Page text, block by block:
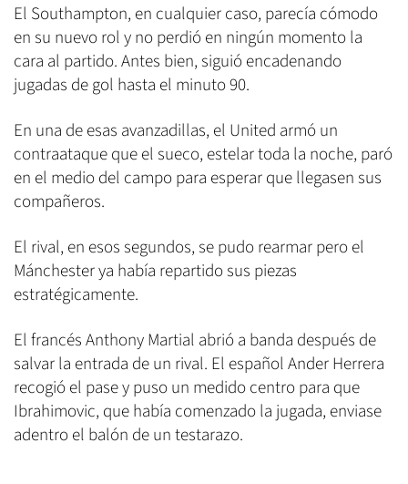
El Southampton, en cualquier caso, parecía cómodo
en su nuevo rol y no perdió en ningún momento la
cara al partido. Antes bien, siguió encadenando
jugadas de gol hasta el minuto 90.
En una de esas avanzadillas, el United armó un
contraataque que el sueco, estelar toda la noche, paró
en el medio del campo para esperar que llegasen sus
compañeros.
El rival, en esos segundos, se pudo rearmar pero el
Mánchester ya había repartido sus piezas
estratégicamente.
El francés Anthony Martial abrió a banda después de
salvar la entrada de un rival. El español Ander Herrera
recogió el pase y puso un medido centro para que
Ibrahimovic, que había comenzado la jugada, enviase
adentro el balón de un testarazo.